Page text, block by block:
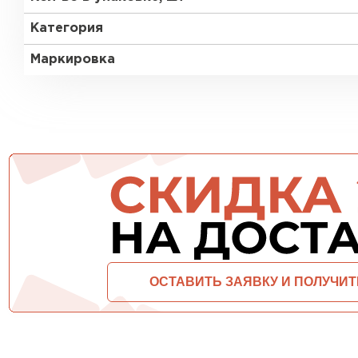
Категория
Маркировка
Утеплитель Неман
ПЕРЕЙТИ
Утеплитель Тимплэкс